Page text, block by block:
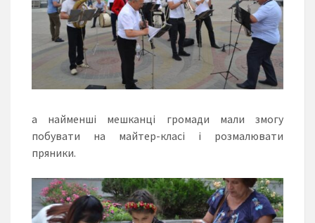
а найменші мешканці громади мали змогу
побувати на майтер-класі і розмалювати
пряники.